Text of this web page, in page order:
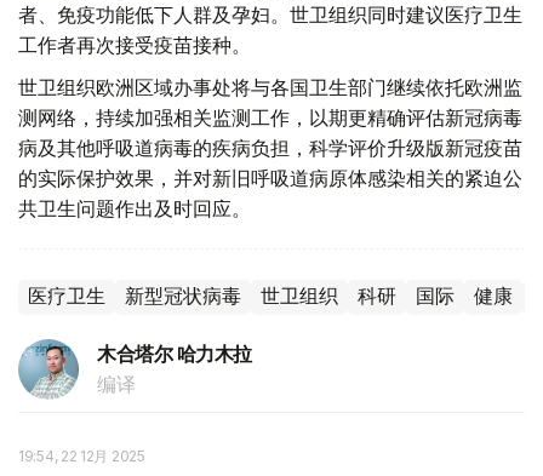
者、免疫功能低下人群及孕妇。世卫组织同时建议医疗卫生
工作者再次接受疫苗接种。
世卫组织欧洲区域办事处将与各国卫生部门继续依托欧洲监
测网络，持续加强相关监测工作，以期更精确评估新冠病毒
病及其他呼吸道病毒的疾病负担，科学评价升级版新冠疫苗
的实际保护效果，并对新旧呼吸道病原体感染相关的紧迫公
共卫生问题作出及时回应。
医疗卫生 新型冠状病毒 世卫组织 科研 国际 健康
木合塔尔 哈力木拉
编译
19:54, 22 12月 2025